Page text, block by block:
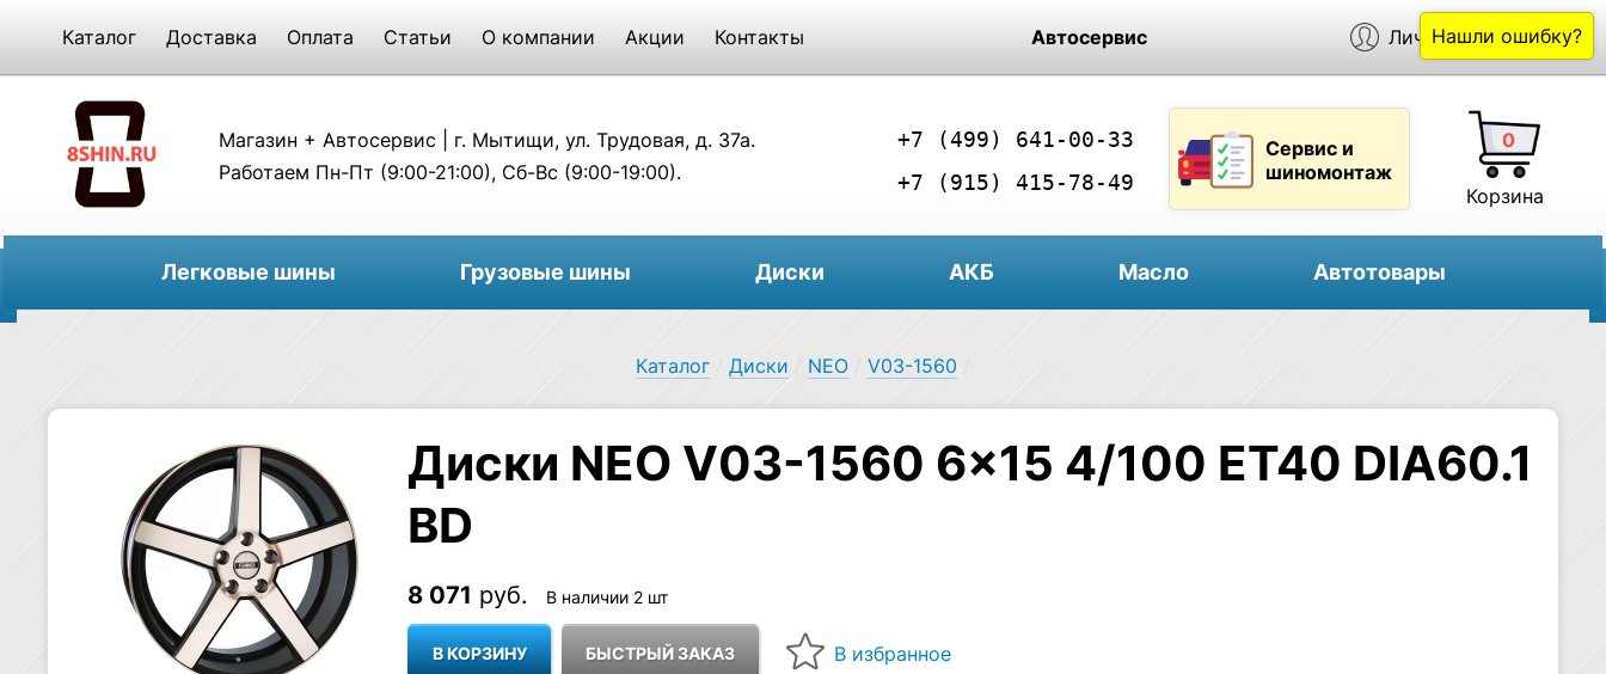
Каталог Доставка Оплата Статьи О компании Акции Контакты Автосервис Личный кабинет
Магазин + Автосервис | г. Мытищи, ул. Трудовая, д. 37а.
Работаем Пн-Пт (9:00-21:00), Сб-Вс (9:00-19:00).
+7 (499) 641-00-33
+7 (915) 415-78-49
Сервис и
шиномонтаж
0
Корзина
Легковые шины Грузовые шины Диски АКБ Масло Автотовары
Каталог Диски NEO V03-1560
Диски NEO V03-1560 6×15 4/100 ET40 DIA60.1
BD
8 071 руб. В наличии 2 шт
Нашли ошибку?